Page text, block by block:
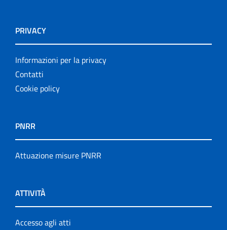
PRIVACY
Informazioni per la privacy
Contatti
Cookie policy
PNRR
Attuazione misure PNRR
ATTIVITÀ
Accesso agli atti